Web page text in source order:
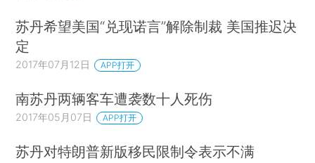
苏丹希望美国“兑现诺言”解除制裁 美国推迟决
定
2017年07月12日 APP打开
南苏丹两辆客车遭袭数十人死伤
2017年05月07日 APP打开
苏丹对特朗普新版移民限制令表示不满